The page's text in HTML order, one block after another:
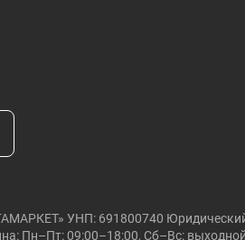
УНП: 691800740 Юридический
Пн–Пт: 09:00–18:00, Сб–Вс: